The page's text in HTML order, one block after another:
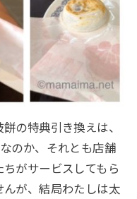
の特典引き換えは、
のか、それとも店舗
がサービスしてもら
んが、結局わたしは太